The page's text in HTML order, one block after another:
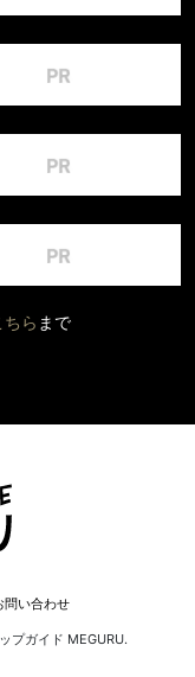
ちら まで
問い合わせ
プガイド MEGURU.